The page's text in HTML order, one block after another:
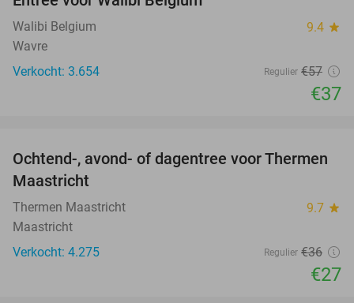
Walibi Belgium 9.4 star
Wavre
Verkocht: 3.654
Regulier €57
€37
25%
Ochtend-, avond- of dagentree voor Thermen
Maastricht
Thermen Maastricht 9.7 star
Maastricht
Verkocht: 4.275
Regulier €36
€27